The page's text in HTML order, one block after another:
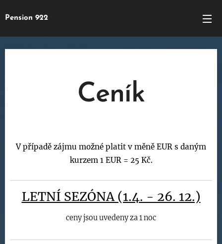
Pension 922
Ceník
V případě zájmu možné platit v měně EUR s daným
kurzem 1 EUR = 25 Kč.
LETNÍ SEZÓNA (1.4. - 26. 12.)
ceny jsou uvedeny za 1 noc